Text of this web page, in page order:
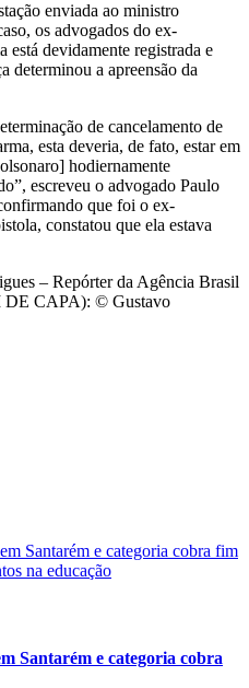
enviada ao ministro
os advogados do ex-
está devidamente registrada e
determinou a apreensão da
de cancelamento de
esta deveria, de fato, estar em
hodiernamente
escreveu o advogado Paulo
que foi o ex-
constatou que ela estava
– Repórter da Agência Brasil
CAPA): © Gustavo
Santarém e categoria cobra